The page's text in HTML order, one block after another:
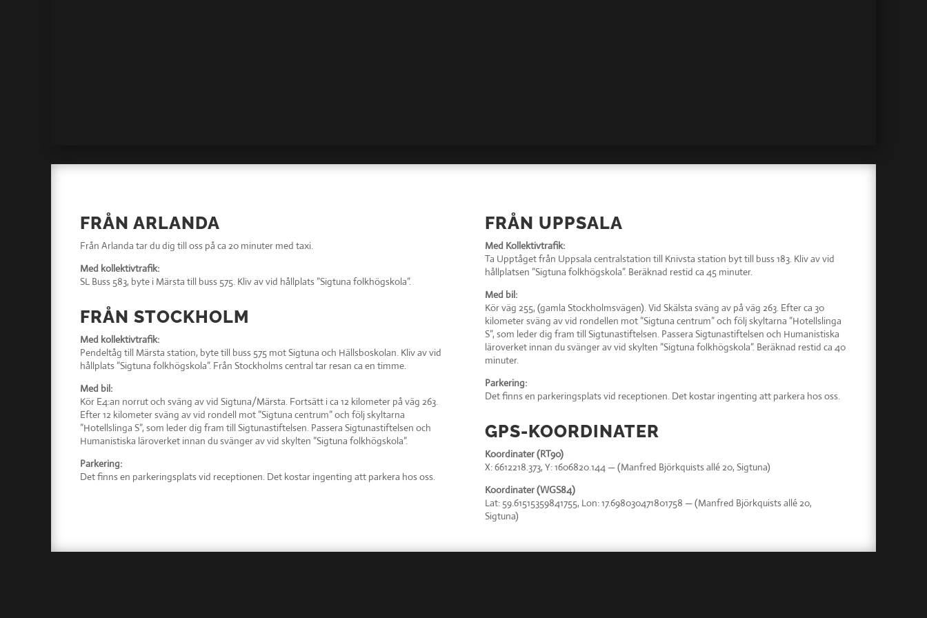
FRÅN ARLANDA
Från Arlanda tar du dig till oss på ca 20 minuter med taxi.
Med kollektivtrafik:
SL Buss 583, byte i Märsta till buss 575. Kliv av vid hållplats ”Sigtuna folkhögskola”.
FRÅN STOCKHOLM
Med kollektivtrafik:
Pendeltåg till Märsta station, byte till buss 575 mot Sigtuna och Hällsboskolan. Kliv av vid
hållplats ”Sigtuna folkhögskola”. Från Stockholms central tar resan ca en timme.
Med bil:
Kör E4:an norrut och sväng av vid Sigtuna/Märsta. Fortsätt i ca 12 kilometer på väg 263.
Efter 12 kilometer sväng av vid rondell mot ”Sigtuna centrum” och följ skyltarna
”Hotellslinga S”, som leder dig fram till Sigtunastiftelsen. Passera Sigtunastiftelsen och
Humanistiska läroverket innan du svänger av vid skylten ”Sigtuna folkhögskola”.
Parkering:
Det finns en parkeringsplats vid receptionen. Det kostar ingenting att parkera hos oss.
FRÅN UPPSALA
Med Kollektivtrafik:
Ta Upptåget från Uppsala centralstation till Knivsta station byt till buss 183. Kliv av vid
hållplatsen ”Sigtuna folkhögskola”. Beräknad restid ca 45 minuter.
Med bil:
Kör väg 255, (gamla Stockholmsvägen). Vid Skälsta sväng av på väg 263. Efter ca 30
kilometer sväng av vid rondellen mot ”Sigtuna centrum” och följ skyltarna ”Hotellslinga
S”, som leder dig fram till Sigtunastiftelsen. Passera Sigtunastiftelsen och Humanistiska
läroverket innan du svänger av vid skylten ”Sigtuna folkhögskola”. Beräknad restid ca 40
minuter.
Parkering:
Det finns en parkeringsplats vid receptionen. Det kostar ingenting att parkera hos oss.
GPS-KOORDINATER
Koordinater (RT90)
X: 6612218.373, Y: 1606820.144 — (Manfred Björkquists allé 20, Sigtuna)
Koordinater (WGS84)
Lat: 59.61515359841755, Lon: 17.698030471801758 — (Manfred Björkquists allé 20,
Sigtuna)